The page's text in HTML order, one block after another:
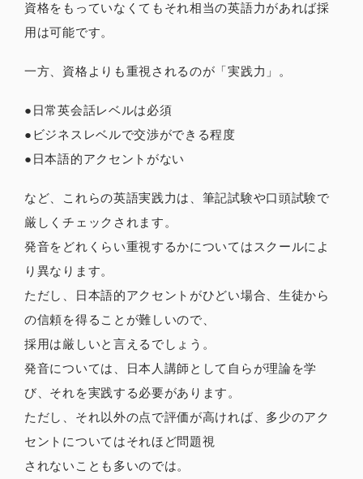
資格をもっていなくてもそれ相当の英語力があれば採
用は可能です。
一方、資格よりも重視されるのが「実践力」。
●日常英会話レベルは必須
●ビジネスレベルで交渉ができる程度
●日本語的アクセントがない
など、これらの英語実践力は、筆記試験や口頭試験で
厳しくチェックされます。
発音をどれくらい重視するかについてはスクールによ
り異なります。
ただし、日本語的アクセントがひどい場合、生徒から
の信頼を得ることが難しいので、
採用は厳しいと言えるでしょう。
発音については、日本人講師として自らが理論を学
び、それを実践する必要があります。
ただし、それ以外の点で評価が高ければ、多少のアク
セントについてはそれほど問題視
されないことも多いのでは。